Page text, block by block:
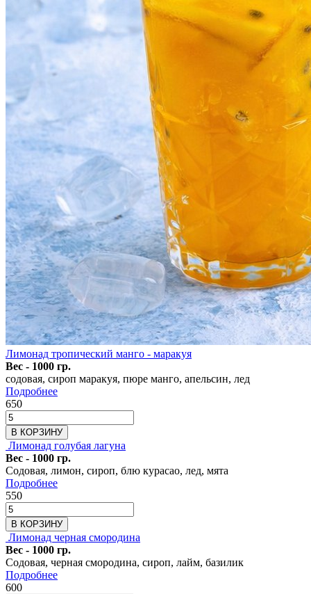
Лимонад тропический манго - маракуя
Вес - 1000 гр.
содовая, сироп маракуя, пюре манго, апельсин, лед
Подробнее
650
В КОРЗИНУ
Лимонад голубая лагуна
Вес - 1000 гр.
Содовая, лимон, сироп, блю курасао, лед, мята
Подробнее
550
В КОРЗИНУ
Лимонад черная смородина
Вес - 1000 гр.
Содовая, черная смородина, сироп, лайм, базилик
Подробнее
600